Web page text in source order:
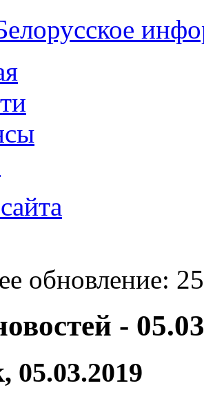
обновление:
-
05.03.2019